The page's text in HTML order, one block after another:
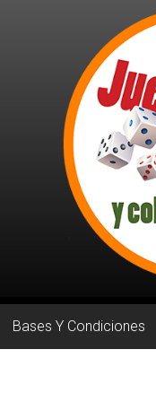
Bases Y Condiciones